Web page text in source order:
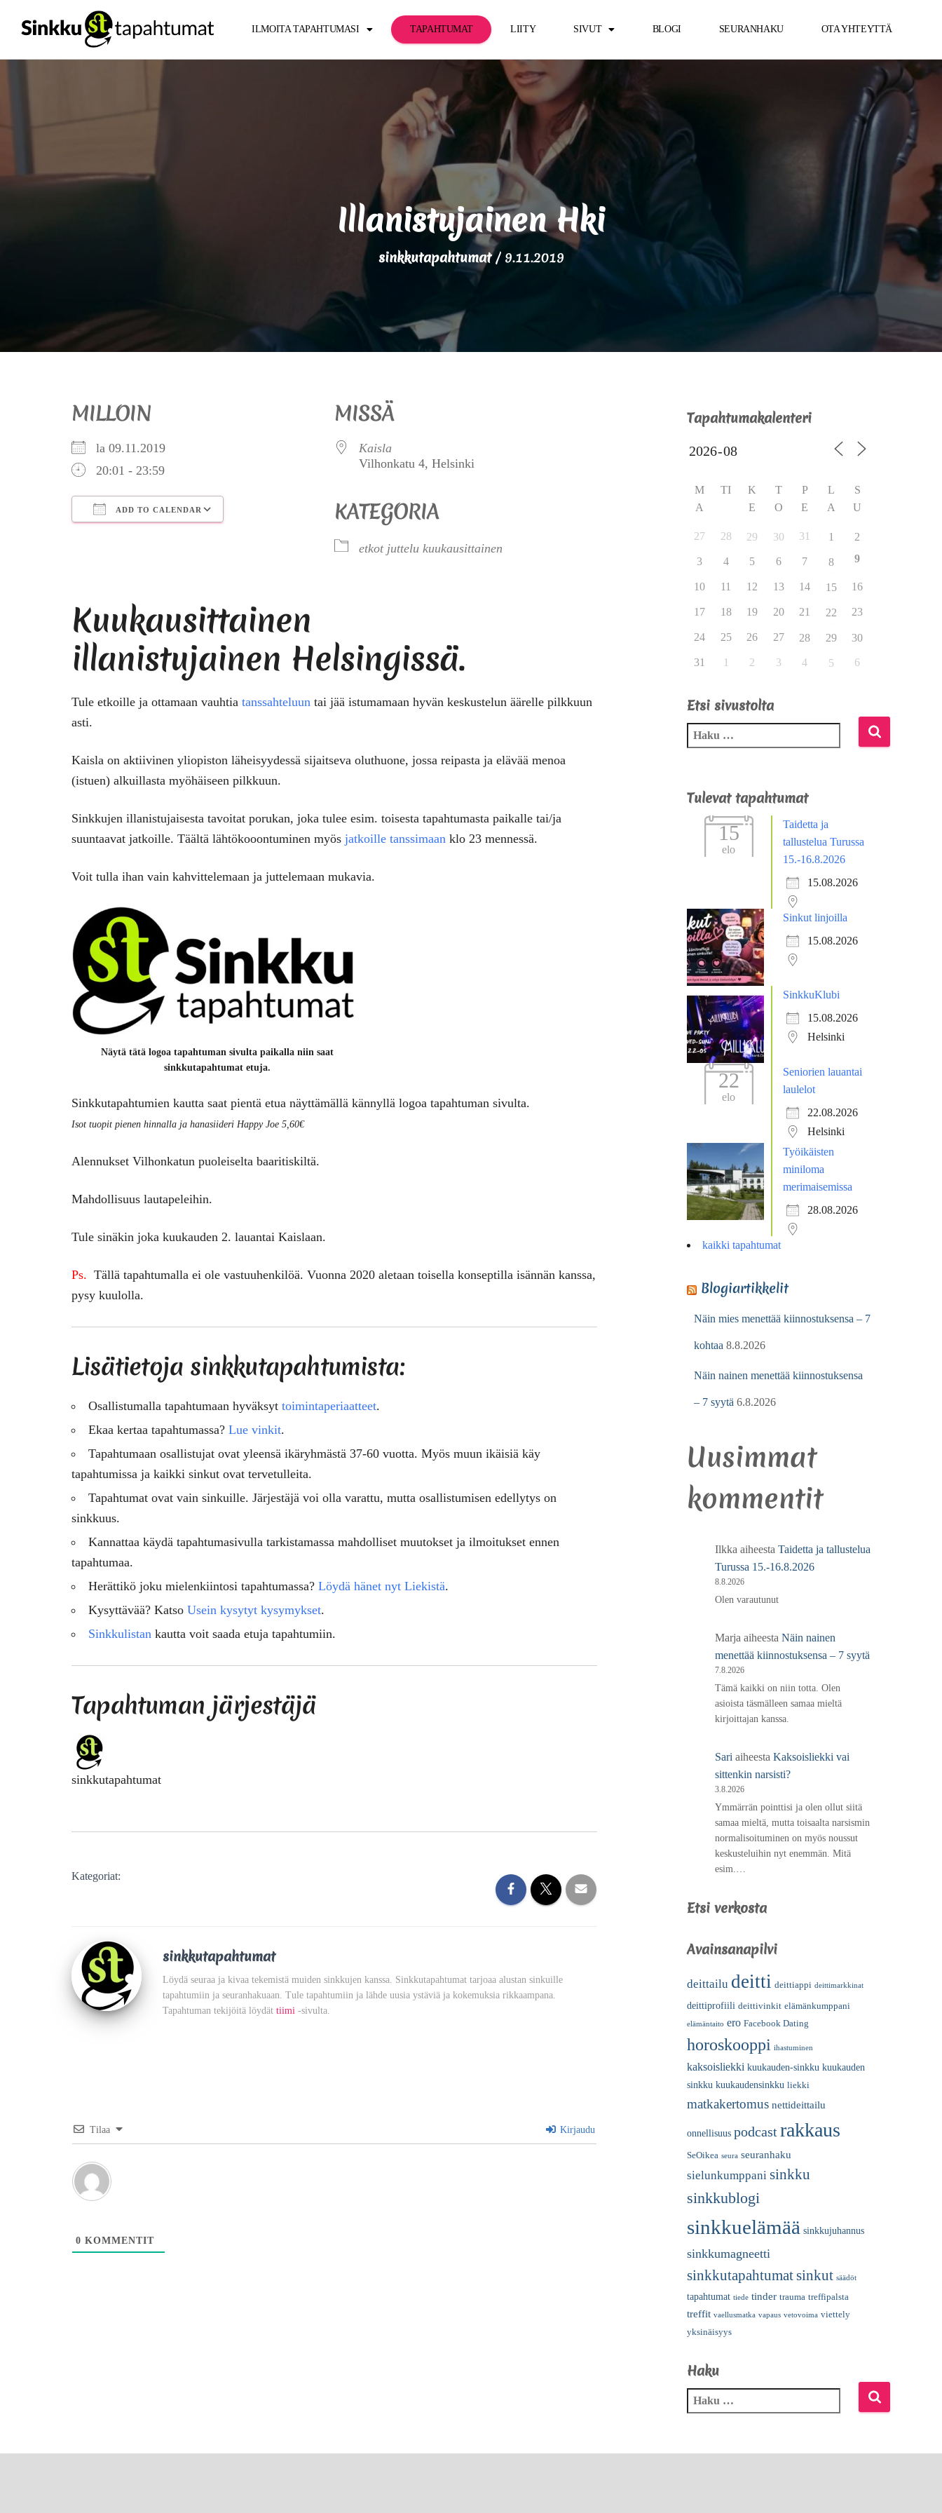
ILMOITA TAPAHTUMASI TAPAHTUMAT LIITY SIVUT BLOGI SEURANHAKU OTA YHTEYTTÄ
Illanistujainen Hki
sinkkutapahtumat/ 9.11.2019
MILLOIN
la 09.11.2019
20:01 - 23:59
ADD TO CALENDAR
MISSÄ
Kaisla
Vilhonkatu 4, Helsinki
KATEGORIA
etkot juttelu kuukausittainen
Kuukausittainen
illanistujainen Helsingissä.
Tule etkoille ja ottamaan vauhtia tanssahteluun tai jää istumamaan hyvän keskustelun äärelle pilkkuun
asti.
Kaisla on aktiivinen yliopiston läheisyydessä sijaitseva oluthuone, jossa reipasta ja elävää menoa
(istuen) alkuillasta myöhäiseen pilkkuun.
Sinkkujen illanistujaisesta tavoitat porukan, joka tulee esim. toisesta tapahtumasta paikalle tai/ja
suuntaavat jatkoille. Täältä lähtökooontuminen myös jatkoille tanssimaan klo 23 mennessä.
Voit tulla ihan vain kahvittelemaan ja juttelemaan mukavia.
Näytä tätä logoa tapahtuman sivulta paikalla niin saat
sinkkutapahtumat etuja.
Sinkkutapahtumien kautta saat pientä etua näyttämällä kännyllä logoa tapahtuman sivulta.
Isot tuopit pienen hinnalla ja hanasiideri Happy Joe 5,60€
Alennukset Vilhonkatun puoleiselta baaritiskiltä.
Mahdollisuus lautapeleihin.
Tule sinäkin joka kuukauden 2. lauantai Kaislaan.
Ps. Tällä tapahtumalla ei ole vastuuhenkilöä. Vuonna 2020 aletaan toisella konseptilla isännän kanssa,
pysy kuulolla.
Lisätietoja sinkkutapahtumista:
Osallistumalla tapahtumaan hyväksyt toimintaperiaatteet.
Ekaa kertaa tapahtumassa? Lue vinkit.
Tapahtumaan osallistujat ovat yleensä ikäryhmästä 37-60 vuotta. Myös muun ikäisiä käy
tapahtumissa ja kaikki sinkut ovat tervetulleita.
Tapahtumat ovat vain sinkuille. Järjestäjä voi olla varattu, mutta osallistumisen edellytys on
sinkkuus.
Kannattaa käydä tapahtumasivulla tarkistamassa mahdolliset muutokset ja ilmoitukset ennen
tapahtumaa.
Herättikö joku mielenkiintosi tapahtumassa? Löydä hänet nyt Liekistä.
Kysyttävää? Katso Usein kysytyt kysymykset.
Sinkkulistan kautta voit saada etuja tapahtumiin.
Tapahtuman järjestäjä
sinkkutapahtumat
Kategoriat:
sinkkutapahtumat
Löydä seuraa ja kivaa tekemistä muiden sinkkujen kanssa. Sinkkutapahtumat tarjoaa alustan sinkuille
tapahtumiin ja seuranhakuaan. Tule tapahtumiin ja lähde uusia ystäviä ja kokemuksia rikkaampana.
Tapahtuman tekijöitä löydät tiimi -sivulta.
Tilaa Kirjaudu
0 KOMMENTIT
Tapahtumakalenteri
M
A
TI
K
E
T
O
P
E
L
A
S
U
27 28 29 30 31 1 2
3 4 5 6 7 8 9
10 11 12 13 14 15 16
17 18 19 20 21 22 23
24 25 26 27 28 29 30
31 1 2 3 4 5 6
Etsi sivustolta
Tulevat tapahtumat
15
elo
Taidetta ja
tallustelua Turussa
15.-16.8.2026
15.08.2026
Sinkut linjoilla
15.08.2026
SinkkuKlubi
15.08.2026
Helsinki
22
elo
Seniorien lauantai
laulelot
22.08.2026
Helsinki
Työikäisten
miniloma
merimaisemissa
28.08.2026
kaikki tapahtumat
Blogiartikkelit
Näin mies menettää kiinnostuksensa – 7
kohtaa 8.8.2026
Näin nainen menettää kiinnostuksensa
– 7 syytä 6.8.2026
Uusimmat
kommentit
Ilkka aiheesta Taidetta ja tallustelua
Turussa 15.-16.8.2026
8.8.2026
Olen varautunut
Marja aiheesta Näin nainen
menettää kiinnostuksensa – 7 syytä
7.8.2026
Tämä kaikki on niin totta. Olen
asioista täsmälleen samaa mieltä
kirjoittajan kanssa.
Sari aiheesta Kaksoisliekki vai
sittenkin narsisti?
3.8.2026
Ymmärrän pointtisi ja olen ollut siitä
samaa mieltä, mutta toisaalta narsismin
normalisoituminen on myös noussut
keskusteluihin nyt enemmän. Mitä
esim.…
Etsi verkosta
Avainsanapilvi
deittailu deitti deittiappi deittimarkkinat
deittiprofiili deittivinkit elämänkumppani
elämäntaito ero Facebook Dating
horoskooppi ihastuminen
kaksoisliekki kuukauden-sinkku kuukauden
sinkku kuukaudensinkku liekki
matkakertomus nettideittailu
onnellisuus podcast rakkaus
SeOikea seura seuranhaku
sielunkumppani sinkku
sinkkublogi
sinkkuelämää sinkkujuhannus
sinkkumagneetti
sinkkutapahtumat sinkut säädöt
tapahtumat tiede tinder trauma treffipalsta
treffit vaellusmatka vapaus vetovoima viettely
yksinäisyys
Haku